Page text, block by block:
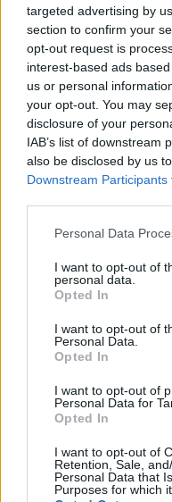
targeted advertising by
section to confirm your
opt-out request is
interest-based ads
us or personal
your opt-out. You may
disclosure of your
IAB’s list of downstream
also be disclosed by us
Downstream Participants
Personal Data
I want to opt-out of
personal data.
Opted In
I want to opt-out of
Personal Data.
Opted In
I want to opt-out of
Personal Data for
Opted In
I want to opt-out of
Retention, Sale,
Personal Data that
Purposes for which
Ακολουθήστε
και μάθετε
Δείτε όλες τις
Ειδήσειςαπό
Σχολιάστε
... σχόλια|